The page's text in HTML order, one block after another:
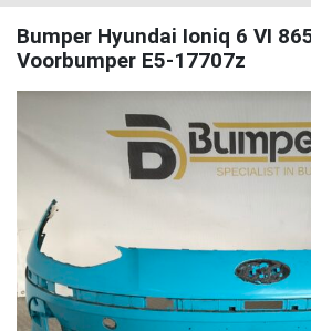
Bumper Hyundai Ioniq 6 VI
Voorbumper E5-17707z